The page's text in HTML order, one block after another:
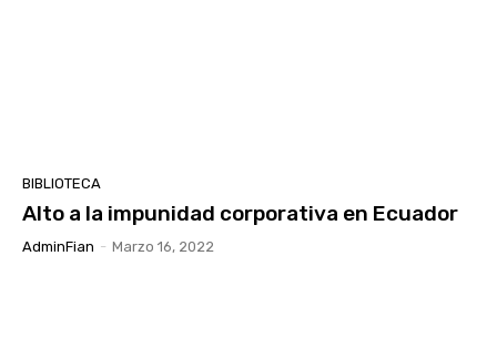
BIBLIOTECA
Alto a la impunidad corporativa en Ecuador
AdminFian - Marzo 16, 2022